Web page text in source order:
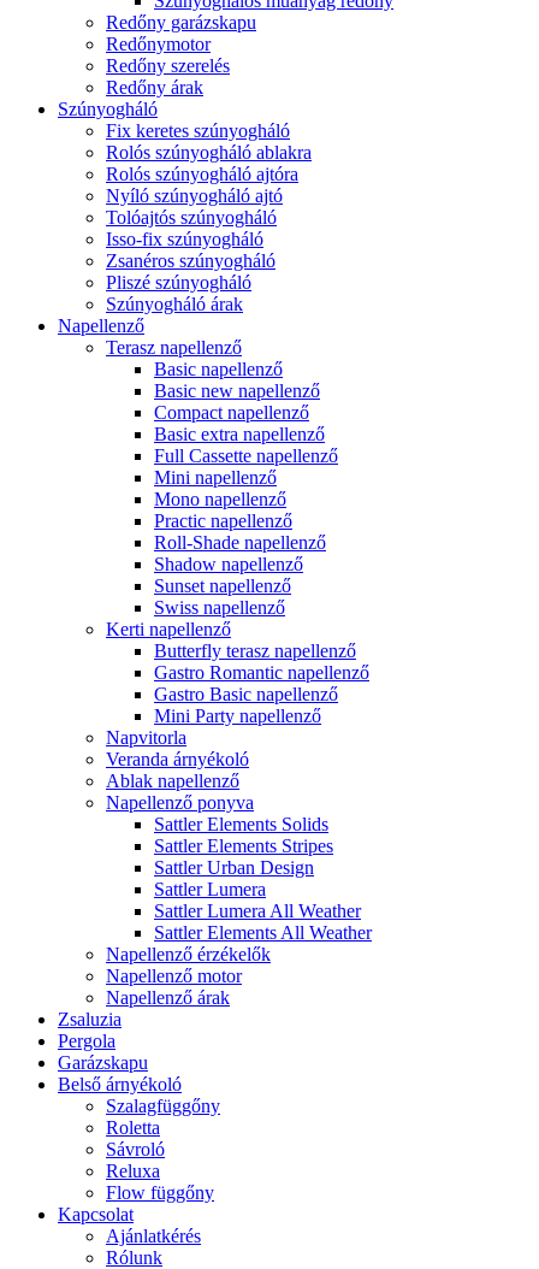
Redőny garázskapu
Redőnymotor
Redőny szerelés
Redőny árak
Szúnyogháló
Fix keretes szúnyogháló
Rolós szúnyogháló ablakra
Rolós szúnyogháló ajtóra
Nyíló szúnyogháló ajtó
Tolóajtós szúnyogháló
Isso-fix szúnyogháló
Zsanéros szúnyogháló
Pliszé szúnyogháló
Szúnyogháló árak
Napellenző
Terasz napellenző
Basic napellenző
Basic new napellenző
Compact napellenző
Basic extra napellenző
Full Cassette napellenző
Mini napellenző
Mono napellenző
Practic napellenző
Roll-Shade napellenző
Shadow napellenző
Sunset napellenző
Swiss napellenző
Kerti napellenző
Butterfly terasz napellenző
Gastro Romantic napellenző
Gastro Basic napellenző
Mini Party napellenző
Napvitorla
Veranda árnyékoló
Ablak napellenző
Napellenző ponyva
Sattler Elements Solids
Sattler Elements Stripes
Sattler Urban Design
Sattler Lumera
Sattler Lumera All Weather
Sattler Elements All Weather
Napellenző érzékelők
Napellenző motor
Napellenző árak
Zsaluzia
Pergola
Garázskapu
Belső árnyékoló
Szalagfüggőny
Roletta
Sávroló
Reluxa
Flow függőny
Kapcsolat
Ajánlatkérés
Rólunk